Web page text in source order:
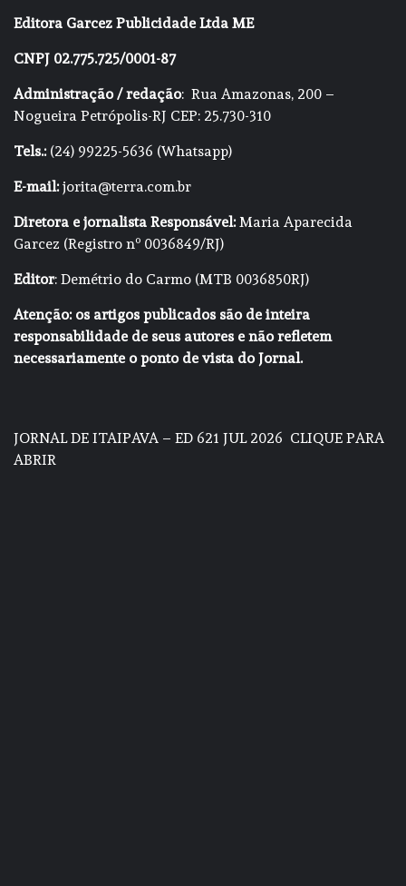
Editora Garcez Publicidade Ltda ME
CNPJ 02.775.725/0001-87
Administração / redação: Rua Amazonas, 200 –
Nogueira Petrópolis-RJ CEP: 25.730-310
Tels.:(24) 99225-5636 (Whatsapp)
E-mail:jorita@terra.com.br
Diretora e jornalista Responsável:Maria Aparecida
Garcez (Registro nº 0036849/RJ)
Editor: Demétrio do Carmo (MTB 0036850RJ)
Atenção: os artigos publicados são de inteira
responsabilidade de seus autores e não refletem
necessariamente o ponto de vista do Jornal.
JORNAL DE ITAIPAVA – ED 621 JUL 2026 CLIQUE PARA
ABRIR